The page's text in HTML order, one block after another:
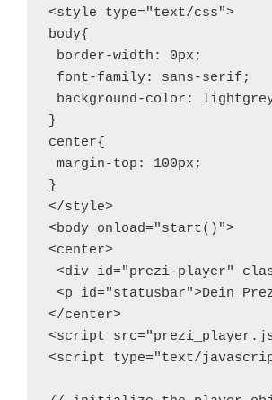
<style type="text/css">
body{
border-width: 0px;
font-family: sans-serif;
background-color:
}
center{
margin-top: 100px;
}
</style>
<body onload="start()">
<center>
<div id="prezi-player"
<p id="statusbar">Dein
</center>
<script
<script type="text/